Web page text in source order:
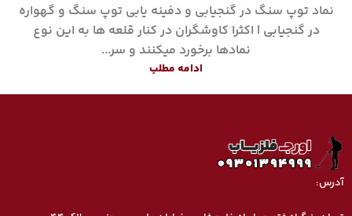
نماد توپ سنگ در گنجیابی و دفینه یابی توپ سنگ و گهواره
در گنجیابی | اکثرا کاوشگران در کنار قلعه ها به این نوع
نمادها برخورد میکنند و سر...
ادامه مطلب
آدرس: